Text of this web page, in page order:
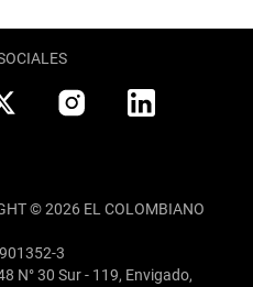
© 2026 EL COLOMBIANO
3
N° 30 Sur - 119, Envigado,